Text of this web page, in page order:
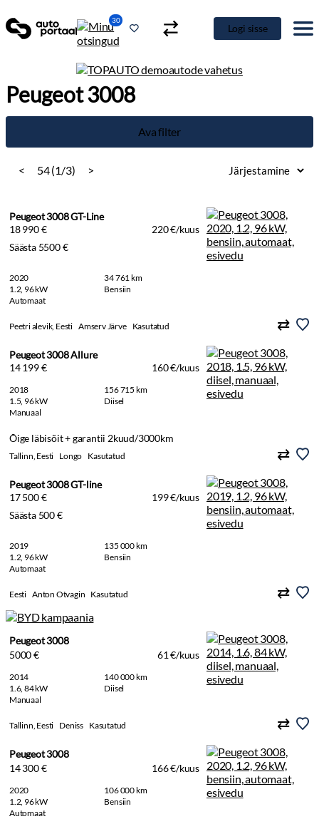
30
Logi sisse
Peugeot 3008
Ava filter
< 54 (1/3) >
Peugeot 3008 GT-Line
18 990 €
220 €/kuus
Säästa 5500 €
2020
34 761 km
1.2, 96 kW
Bensiin
Automaat
Peetri alevik, Eesti Amserv Järve Kasutatud
Peugeot 3008 Allure
14 199 €
160 €/kuus
2018
156 715 km
1.5, 96 kW
Diisel
Manuaal
Õige läbisõit + garantii 2kuud/3000km
Tallinn, Eesti Longo Kasutatud
Peugeot 3008 GT-line
17 500 €
199 €/kuus
Säästa 500 €
2019
135 000 km
1.2, 96 kW
Bensiin
Automaat
Eesti Anton Otvagin Kasutatud
Peugeot 3008
5000 €
61 €/kuus
2014
140 000 km
1.6, 84 kW
Diisel
Manuaal
Tallinn, Eesti Deniss Kasutatud
Peugeot 3008
14 300 €
166 €/kuus
2020
106 000 km
1.2, 96 kW
Bensiin
Automaat